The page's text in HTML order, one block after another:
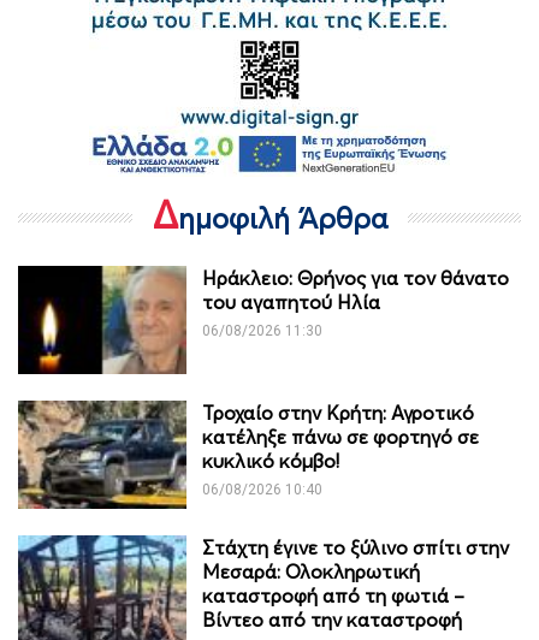
Δημοφιλή Άρθρα
Ηράκλειο: Θρήνος για τον θάνατο
του αγαπητού Ηλία
06/08/2026 11:30
Τροχαίο στην Κρήτη: Αγροτικό
κατέληξε πάνω σε φορτηγό σε
κυκλικό κόμβο!
06/08/2026 10:40
Στάχτη έγινε το ξύλινο σπίτι στην
Μεσαρά: Ολοκληρωτική
καταστροφή από τη φωτιά –
Βίντεο από την καταστροφή